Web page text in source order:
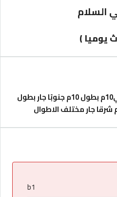
السلام
جنوبًا جار بطول
شرقا جار مختلف الاطوال
b1